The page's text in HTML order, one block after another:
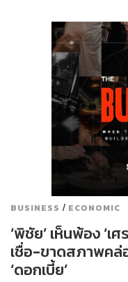
BUSINESS / ECONOMIC
‘พิชัย’ เห็นพ้อง ‘
เชื่อ-ขาดสภาพคล่
‘ดอกเบี้ย’